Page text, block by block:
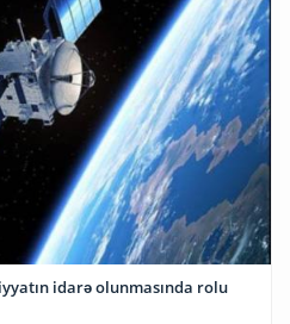
idarə olunmasında rolu